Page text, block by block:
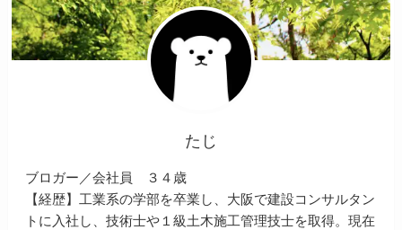
たじ
ブロガー／会社員 ３４歳
【経歴】工業系の学部を卒業し、大阪で建設コンサルタン
トに入社し、技術士や１級土木施工管理技士を取得。現在